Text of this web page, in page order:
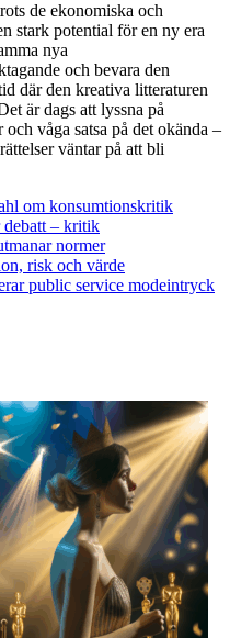
de ekonomiska och
stark potential för en ny era
nya
och bevara den
där den kreativa litteraturen
är dags att lyssna på
våga satsa på det okända –
väntar på att bli
om konsumtionskritik
debatt – kritik
normer
risk och värde
public service modeintryck